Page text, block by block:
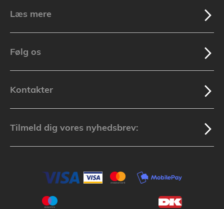
Læs mere
Følg os
Kontakter
Tilmeld dig vores nyhedsbrev: